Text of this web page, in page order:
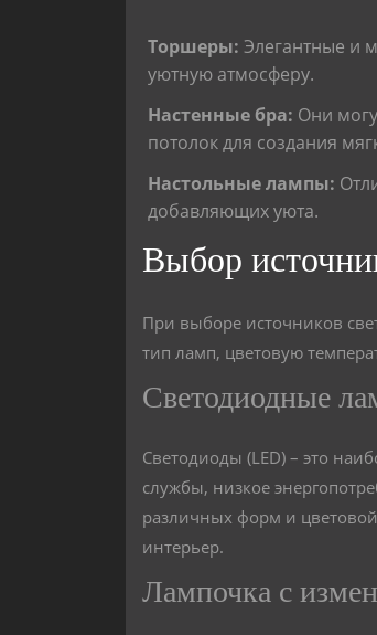
Торшеры: Элегантные и
уютную атмосферу.
Настенные бра: Они
потолок для создания
Настольные лампы:
добавляющих уюта.
Выбор
При выборе источников
тип ламп, цветовую
Светодиодные
Светодиоды (LED) – это
службы, низкое
различных форм и
интерьер.
Лампочка с